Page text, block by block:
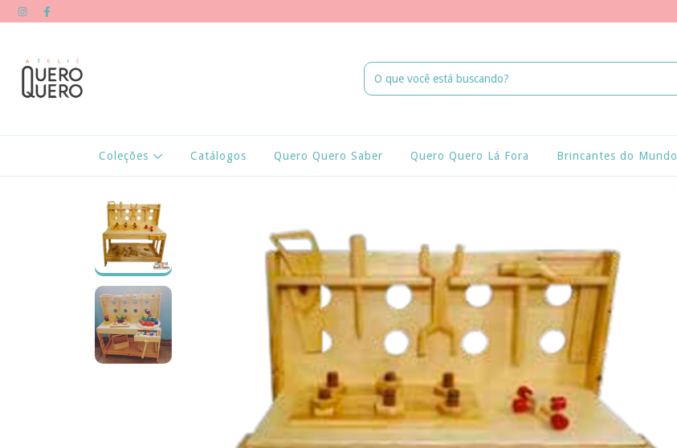
Coleções Catálogos Quero Quero Saber Quero Quero Lá Fora Brincantes do Mundo